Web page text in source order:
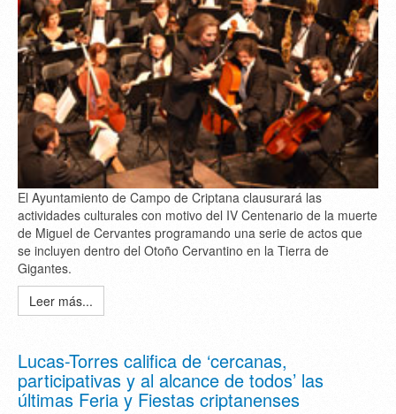
El Ayuntamiento de Campo de Criptana clausurará las
actividades culturales con motivo del IV Centenario de la muerte
de Miguel de Cervantes programando una serie de actos que
se incluyen dentro del Otoño Cervantino en la Tierra de
Gigantes.
Leer más...
Lucas-Torres califica de ‘cercanas,
participativas y al alcance de todos’ las
últimas Feria y Fiestas criptanenses